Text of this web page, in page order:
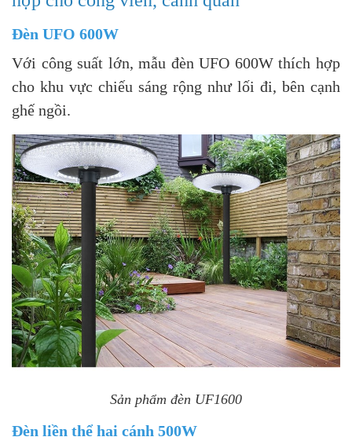
Đèn UFO 600W
Với công suất lớn, mẫu đèn UFO 600W thích hợp
cho khu vực chiếu sáng rộng như lối đi, bên cạnh
ghế ngồi.
Sản phẩm đèn UF1600
Đèn liền thể hai cánh 500W